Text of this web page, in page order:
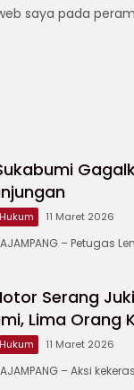
saya pada
11 Maret 2026
– Petugas
Serang
Lima Orang
11 Maret 2026
– Aksi